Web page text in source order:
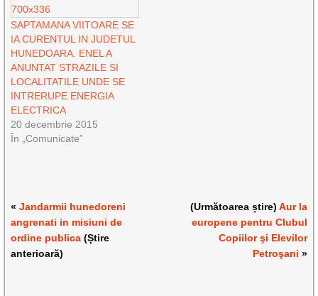
SAPTAMANA VIITOARE SE
IA CURENTUL IN JUDETUL
HUNEDOARA. ENEL A
ANUNTAT STRAZILE SI
LOCALITATILE UNDE SE
INTRERUPE ENERGIA
ELECTRICA
20 decembrie 2015
În „Comunicate”
«Jandarmii hunedoreni
angrenati in misiuni de
ordine publica (Știre
anterioară)
(Următoarea știre) Aur la
europene pentru Clubul
Copiilor şi Elevilor
Petroşani »